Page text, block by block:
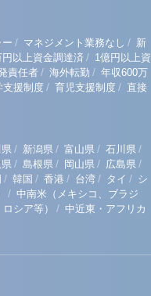
/ マネジメント業務なし / 新
円以上資金調達済 / 1億円以上資
責任者/ 海外転勤 / 年収600万
支援制度/ 育児支援制度 / 直接
/ 新潟県 / 富山県 / 石川県 /
/ 島根県 / 岡山県 / 広島県 /
/ 韓国 / 香港 / 台湾 / タイ / シ
/ 中南米（メキシコ、ブラジ
シア等） / 中近東・アフリカ